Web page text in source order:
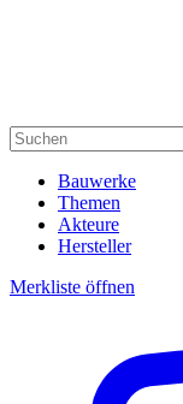
Bauwerke
Themen
Akteure
Hersteller
Merkliste öffnen